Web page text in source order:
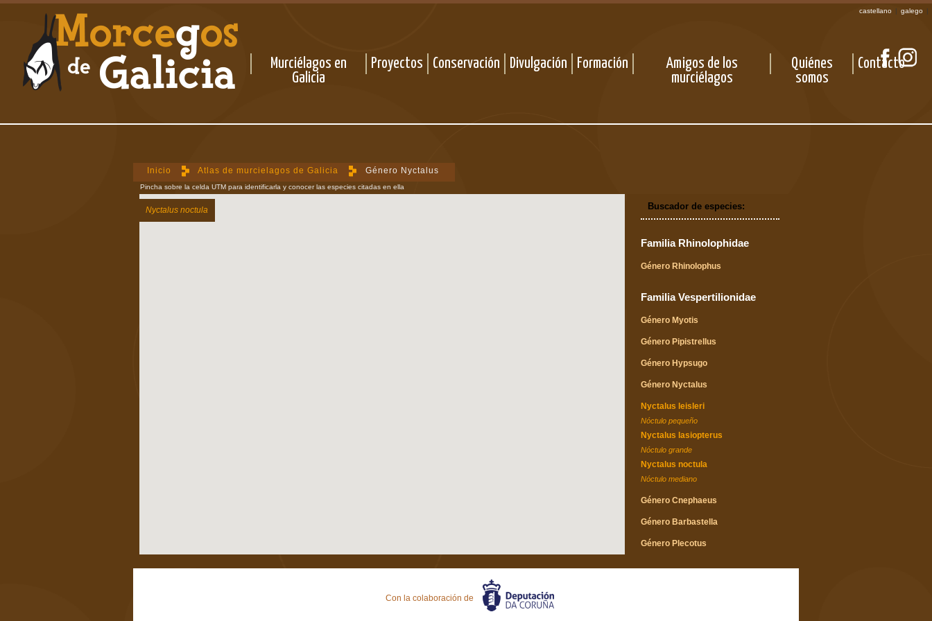
castellano | galego |
Murciélagos en
Galicia
Proyectos Conservación Divulgación Formación
Amigos de los
murciélagos
Quiénes
somos
Contacto
Inicio Atlas de murcielagos de Galicia Género Nyctalus
Nyctalus noctula
Pincha sobre la celda UTM para identificarla y conocer las especies citadas en ella
Buscador de especies:
Familia Rhinolophidae
Género Rhinolophus
Familia Vespertilionidae
Género Myotis
Género Pipistrellus
Género Hypsugo
Género Nyctalus
Nyctalus leisleri
Nóctulo pequeño
Nyctalus lasiopterus
Nóctulo grande
Nyctalus noctula
Nóctulo mediano
Género Cnephaeus
Género Barbastella
Género Plecotus
Con la colaboración de